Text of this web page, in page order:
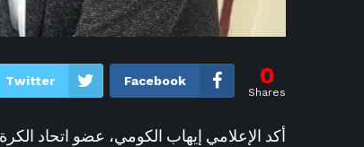
12 ساعة ago
28 دقيقة ago
0
Shares
Facebook
Twitter
أكد الإعلامي إيهاب الكومي، عضو اتحاد